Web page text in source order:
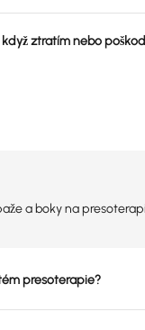
ztratím nebo
a boky na
presoterapie?